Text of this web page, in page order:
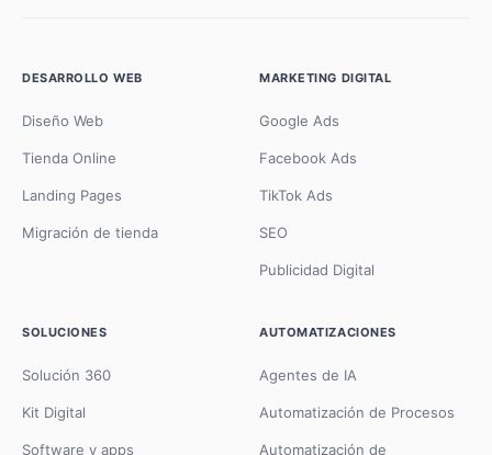
DESARROLLO WEB
Diseño Web
Tienda Online
Landing Pages
Migración de tienda
MARKETING DIGITAL
Google Ads
Facebook Ads
TikTok Ads
SEO
Publicidad Digital
SOLUCIONES
Solución 360
Kit Digital
Software y apps
AUTOMATIZACIONES
Agentes de IA
Automatización de Procesos
Automatización de